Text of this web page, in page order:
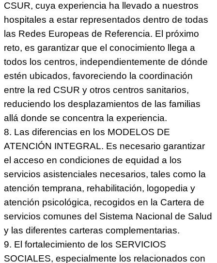
CSUR, cuya experiencia ha llevado a nuestros
hospitales a estar representados dentro de todas
las Redes Europeas de Referencia. El próximo
reto, es garantizar que el conocimiento llega a
todos los centros, independientemente de dónde
estén ubicados, favoreciendo la coordinación
entre la red CSUR y otros centros sanitarios,
reduciendo los desplazamientos de las familias
allá donde se concentra la experiencia.
8. Las diferencias en los MODELOS DE
ATENCIÓN INTEGRAL. Es necesario garantizar
el acceso en condiciones de equidad a los
servicios asistenciales necesarios, tales como la
atención temprana, rehabilitación, logopedia y
atención psicológica, recogidos en la Cartera de
servicios comunes del Sistema Nacional de Salud
y las diferentes carteras complementarias.
9. El fortalecimiento de los SERVICIOS
SOCIALES, especialmente los relacionados con